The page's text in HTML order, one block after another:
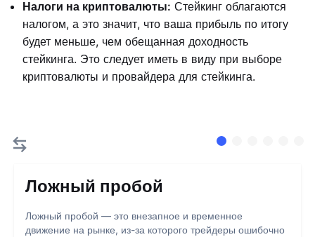
Налоги на криптовалюты: Стейкинг облагаются
налогом, а это значит, что ваша прибыль по итогу
будет меньше, чем обещанная доходность
стейкинга. Это следует иметь в виду при выборе
криптовалюты и провайдера для стейкинга.
Ложный пробой
Ложный пробой — это внезапное и временное
движение на рынке, из-за которого трейдеры ошибочно